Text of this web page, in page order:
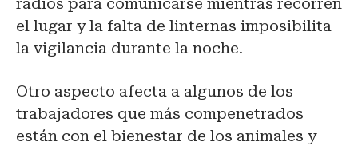
el lugar y la falta de linternas imposibilita
la vigilancia durante la noche.
Otro aspecto afecta a algunos de los
trabajadores que más compenetrados
están con el bienestar de los animales y